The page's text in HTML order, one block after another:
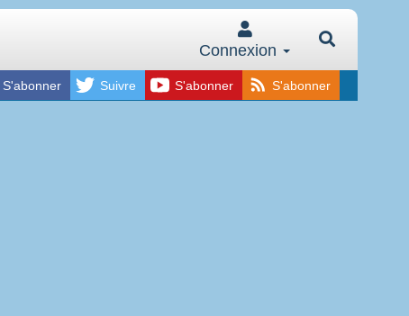
Connexion
S'abonner Suivre S'abonner S'abonner